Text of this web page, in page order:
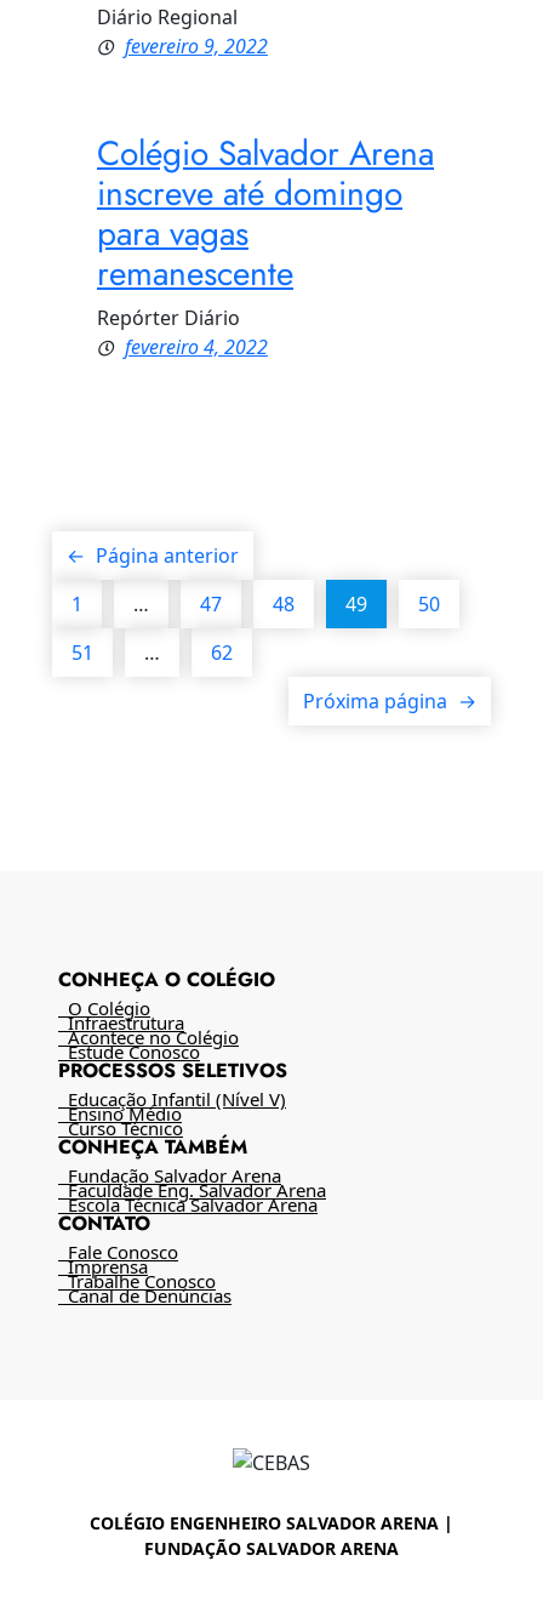
Diário Regional
fevereiro 9, 2022
Colégio Salvador Arena
inscreve até domingo
para vagas
remanescente
Repórter Diário
fevereiro 4, 2022
← Página anterior
1
… 47 48 49
50
51
…
62
Próxima página →
CONHEÇA O COLÉGIO
O Colégio
Infraestrutura
Acontece no Colégio
Estude Conosco
PROCESSOS SELETIVOS
Educação Infantil (Nível V)
Ensino Médio
Curso Técnico
CONHEÇA TAMBÉM
Fundação Salvador Arena
Faculdade Eng. Salvador Arena
Escola Técnica Salvador Arena
CONTATO
Fale Conosco
Imprensa
Trabalhe Conosco
Canal de Denúncias
COLÉGIO ENGENHEIRO SALVADOR ARENA |
FUNDAÇÃO SALVADOR ARENA